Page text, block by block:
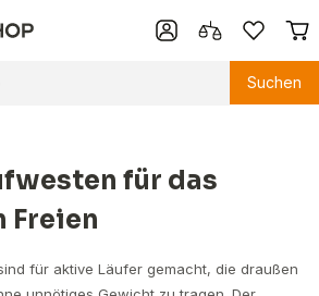
Suchen
für das
Freien
für aktive Läufer gemacht, die draußen